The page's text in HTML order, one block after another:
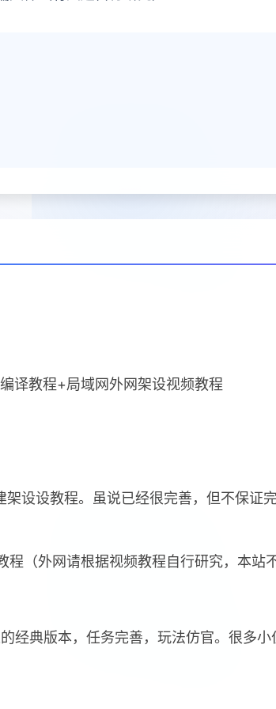
译教程+局域网外网架设视频教程
架设设教程。虽说已经很完善，但不保证
（外网请根据视频教程自行研究，本站
经典版本，任务完善，玩法仿官。很多